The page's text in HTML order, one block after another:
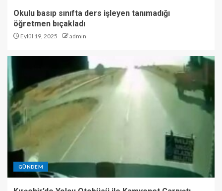
Okulu basıp sınıfta ders işleyen tanımadığı
öğretmen bıçakladı
Eylül 19, 2025 admin
GÜNDEM